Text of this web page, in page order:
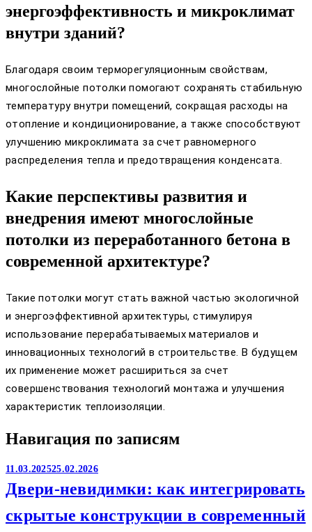
энергоэффективность и микроклимат
внутри зданий?
Благодаря своим терморегуляционным свойствам,
многослойные потолки помогают сохранять стабильную
температуру внутри помещений, сокращая расходы на
отопление и кондиционирование, а также способствуют
улучшению микроклимата за счет равномерного
распределения тепла и предотвращения конденсата.
Какие перспективы развития и
внедрения имеют многослойные
потолки из переработанного бетона в
современной архитектуре?
Такие потолки могут стать важной частью экологичной
и энергоэффективной архитектуры, стимулируя
использование перерабатываемых материалов и
инновационных технологий в строительстве. В будущем
их применение может расшириться за счет
совершенствования технологий монтажа и улучшения
характеристик теплоизоляции.
Навигация по записям
11.03.202525.02.2026
Двери-невидимки: как интегрировать
скрытые конструкции в современный